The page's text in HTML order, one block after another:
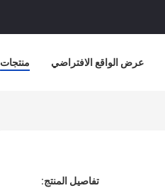
منتجات عرض الواقع الافتراضي
تفاصيل المنتج: